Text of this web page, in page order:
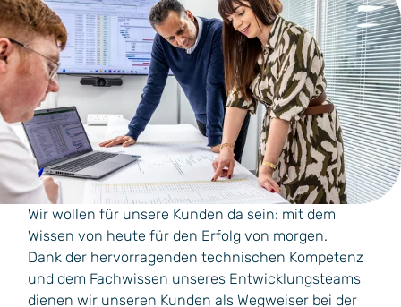
Wir wollen für unsere Kunden da sein: mit dem
Wissen von heute für den Erfolg von morgen.
Dank der hervorragenden technischen Kompetenz
und dem Fachwissen unseres Entwicklungsteams
dienen wir unseren Kunden als Wegweiser bei der